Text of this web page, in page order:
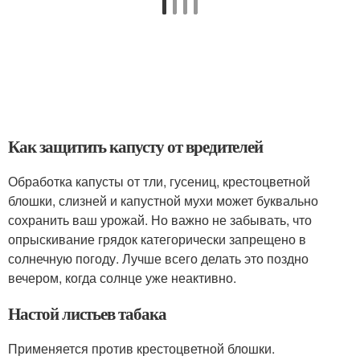
Как защитить капусту от вредителей
Обработка капусты от тли, гусениц, крестоцветной
блошки, слизней и капустной мухи может буквально
сохранить ваш урожай. Но важно не забывать, что
опрыскивание грядок категорически запрещено в
солнечную погоду. Лучше всего делать это поздно
вечером, когда солнце уже неактивно.
Настой листьев табака
Применяется против крестоцветной блошки.